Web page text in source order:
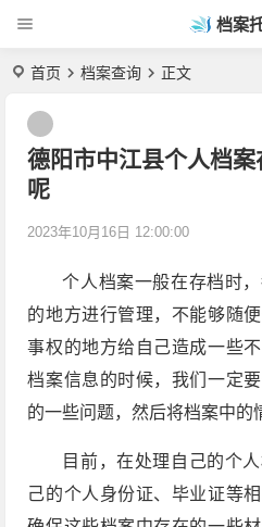
档案
首页 档案查询 正文
德阳市中江县个人档
呢
2023年10月16日 12:00:00
个人档案一般在存档时
的地方进行管理，不能够随
事权的地方给自己造成一些
档案信息的时候，我们一定
的一些问题，然后将档案中的
目前，在处理自己的个
己的个人身份证、毕业证等